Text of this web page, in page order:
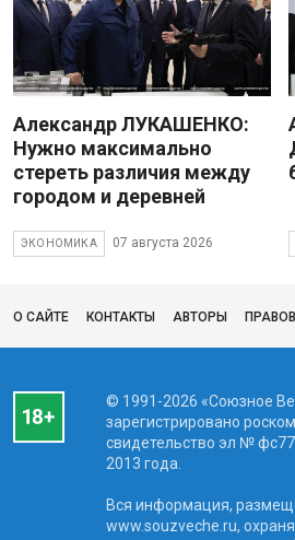
Александр ЛУКАШЕНКО:
Нужно максимально
стереть различия между
городом и деревней
ЭКОНОМИКА 07 августа 2026
О САЙТЕ КОНТАКТЫ АВТОРЫ
© 1991-2026 «Союзное
зарегистрировано
свидетельство эл №
2013 года.
Вся информация,
www.souzveche.ru,